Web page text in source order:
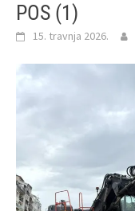
POS (1)
15. travnja 2026.